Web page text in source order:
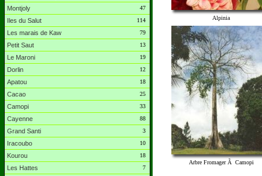
Montjoly 47
Iles du Salut 114
Les marais de Kaw 79
Petit Saut 13
Le Maroni 19
Dorlin 12
Apatou 18
Cacao 25
Camopi 33
Cayenne 88
Grand Santi 3
Iracoubo 10
Kourou 18
Les Hattes 7
Alpinia
Arbre Fromager Ã Camopi